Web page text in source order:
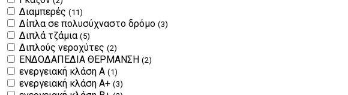
Διαμπερές (11)
Δίπλα σε πολυσύχναστο δρόμο (3)
Διπλά τζάμια (5)
Διπλούς νεροχύτες (2)
ΕΝΔΟΔΑΠΕΔΙΑ ΘΕΡΜΑΝΣΗ (2)
ενεργειακή κλάση Α (1)
ενεργειακή κλάση Α+ (3)